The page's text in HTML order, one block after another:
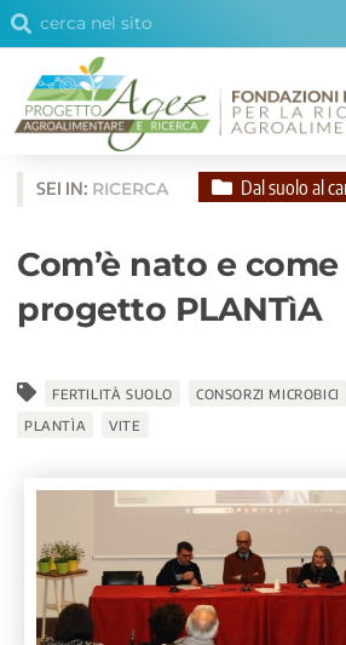
VaiCerca Cerca
SEI IN: RICERCA Dal suolo al
Com’è nato e
progetto PLANTìA
FERTILITÀ SUOLO CONSORZI MICROBICI
PLANTÌA
VITE